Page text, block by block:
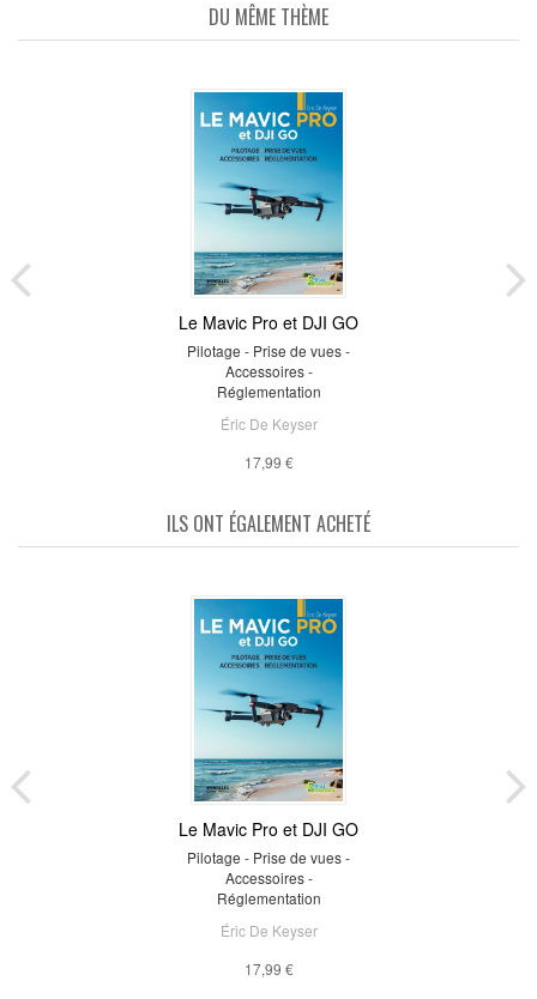
DU MÊME THÈME
Le Mavic Pro et DJI GO
Pilotage - Prise de vues -
Accessoires -
Réglementation
Éric De Keyser
17,99 €
ILS ONT ÉGALEMENT ACHETÉ
Le Mavic Pro et DJI GO
Pilotage - Prise de vues -
Accessoires -
Réglementation
Éric De Keyser
17,99 €